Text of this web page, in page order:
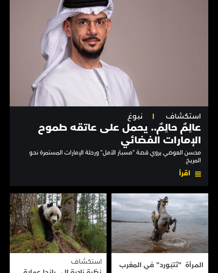
استكشاف نبوغ
عالِمٌ حالِمٌ.. يحمل على عاتقه طموح
الإمارات الفضائي
محسن العوضي يروي قصـة "مسبـار الأمـل" ورحلة الإمارات المستمرة نحـو
المريـخ
اقرأ
المـرأة "تَتبَـورد" في المغرب
استكشاف